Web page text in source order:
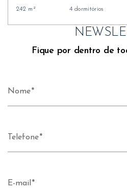
242 m² 4 dormitórios
Fique por dentro de
Nome
Telefone
E-mail